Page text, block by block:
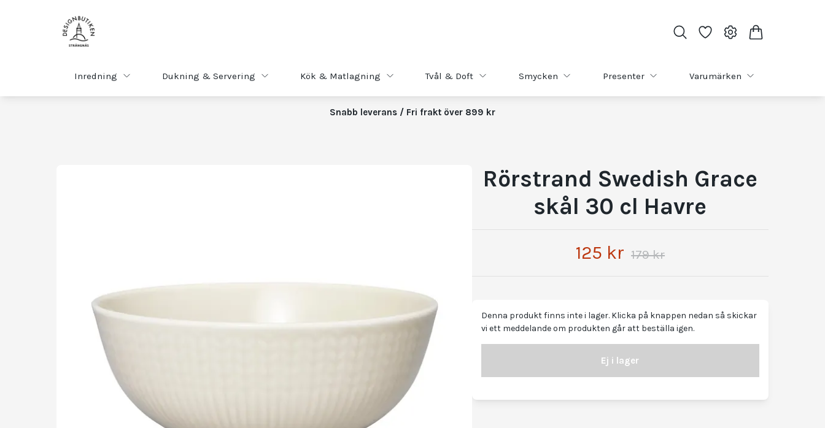
Inredning Dukning & Servering Kök & Matlagning Tvål & Doft Smycken Presenter Varumärken
Snabb leverans / Fri frakt över 899 kr
Rörstrand Swedish Grace
skål 30 cl Havre
125 kr 179 kr
Denna produkt finns inte i lager. Klicka på knappen nedan så skickar
vi ett meddelande om produkten går att beställa igen.
Ej i lager